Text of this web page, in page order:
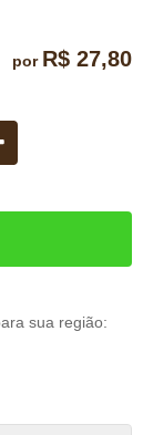
por R$ 27,80
sua região: